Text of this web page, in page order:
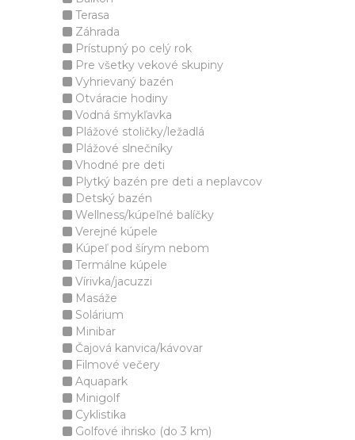
Terasa
Záhrada
Prístupný po celý rok
Pre všetky vekové skupiny
Vyhrievaný bazén
Otváracie hodiny
Vodná šmykľavka
Plážové stoličky/ležadlá
Plážové slnečníky
Vhodné pre deti
Plytký bazén pre deti a neplavcov
Detský bazén
Wellness/kúpeľné balíčky
Verejné kúpele
Kúpeľ pod šírym nebom
Termálne kúpele
Vírivka/jacuzzi
Masáže
Solárium
Minibar
Čajová kanvica/kávovar
Filmové večery
Aquapark
Minigolf
Cyklistika
Golfové ihrisko (do 3 km)